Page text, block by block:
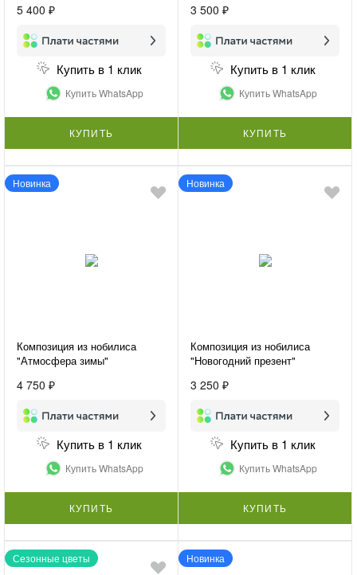
5 400 ₽
Купить в 1 клик
Купить WhatsApp
КУПИТЬ
3 500 ₽
Купить в 1 клик
Купить WhatsApp
КУПИТЬ
Новинка
Композиция из нобилиса
"Атмосфера зимы"
4 750 ₽
Купить в 1 клик
Купить WhatsApp
КУПИТЬ
Новинка
Композиция из нобилиса
"Новогодний презент"
3 250 ₽
Купить в 1 клик
Купить WhatsApp
КУПИТЬ
Сезонные цветы Новинка